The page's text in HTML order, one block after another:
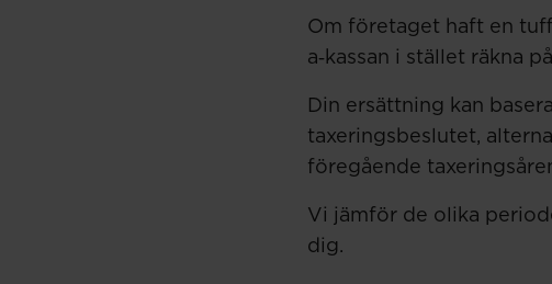
Om företaget haft en
a‑kassan i stället räkna
Din ersättning kan
taxeringsbeslutet,
föregående
Vi jämför de olika
dig.